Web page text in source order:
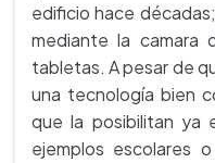
edificio hace
mediante la camara
tabletas. A pesar de
una tecnología bien
que la posibilitan ya
ejemplos escolares